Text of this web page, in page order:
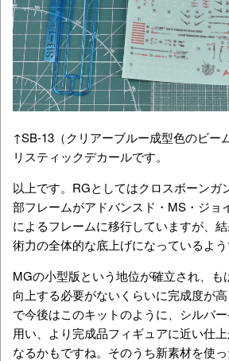
↑SB-13（クリアーブルー成型色のビー
リスティックデカールです。
以上です。RGとしてはクロスボーンガ
部フレームがアドバンスド・MS・ジョ
によるフレームに移行していますが、
術力の全体的な底上げになっているよう
MGの小型版という地位が確立され、
向上する必要がないくらいに完成度が
で今後はこのキットのように、シルバ
用い、より完成品フィギュアに近い仕
なるかもですね。そのうち新素材を使